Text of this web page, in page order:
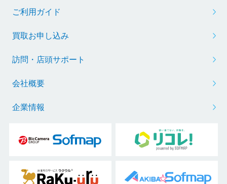
ご利用ガイド
買取お申し込み
訪問・店頭サポート
会社概要
企業情報